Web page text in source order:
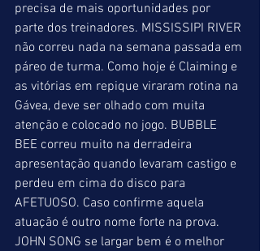
precisa de mais oportunidades por
parte dos treinadores. MISSISSIPI RIVER
não correu nada na semana passada em
páreo de turma. Como hoje é Claiming e
as vitórias em repique viraram rotina na
Gávea, deve ser olhado com muita
atenção e colocado no jogo. BUBBLE
BEE correu muito na derradeira
apresentação quando levaram castigo e
perdeu em cima do disco para
AFETUOSO. Caso confirme aquela
atuação é outro nome forte na prova.
JOHN SONG se largar bem é o melhor